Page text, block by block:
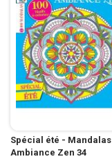
Spécial été - Mandalas
Ambiance Zen 34